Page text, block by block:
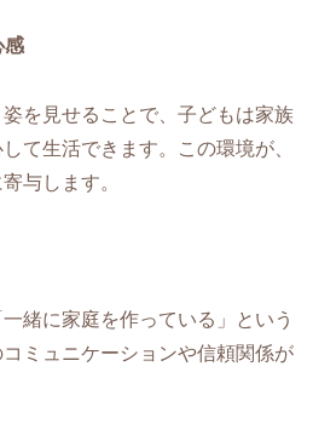
感
を見せることで、子どもは家族
て生活できます。この環境が、
与します。
緒に家庭を作っている」という
ミュニケーションや信頼関係が